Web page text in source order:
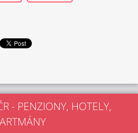
- PENZIONY, HOTELY,